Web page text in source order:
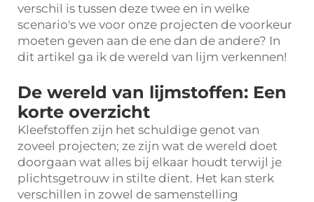
verschil is tussen deze twee en in welke
scenario's we voor onze projecten de voorkeur
moeten geven aan de ene dan de andere? In
dit artikel ga ik de wereld van lijm verkennen!
De wereld van lijmstoffen: Een
korte overzicht
Kleefstoffen zijn het schuldige genot van
zoveel projecten; ze zijn wat de wereld doet
doorgaan wat alles bij elkaar houdt terwijl je
plichtsgetrouw in stilte dient. Het kan sterk
verschillen in zowel de samenstelling